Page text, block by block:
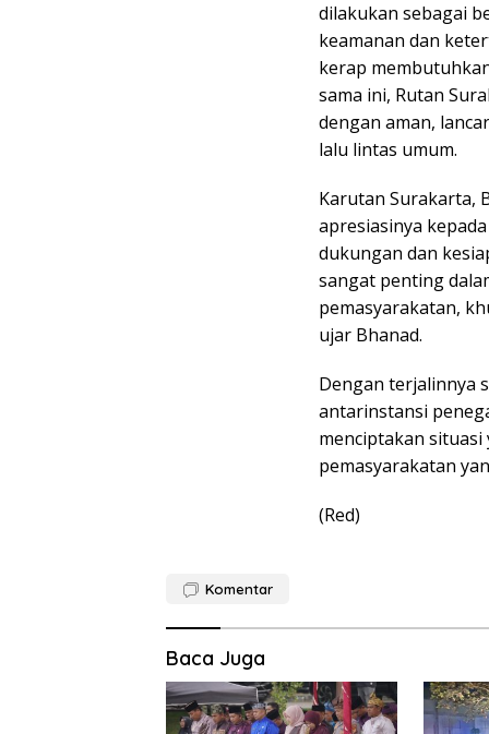
dilakukan sebagai
keamanan dan
kerap
sama ini, Rutan
dengan aman,
lalu lintas umum.
Karutan Surakarta,
apresiasinya
dukungan dan
sangat penting
pemasyarakatan,
ujar Bhanad.
Dengan terjalinnya
antarinstansi
menciptakan
pemasyarakatan
(Red)
Komentar
Baca Juga